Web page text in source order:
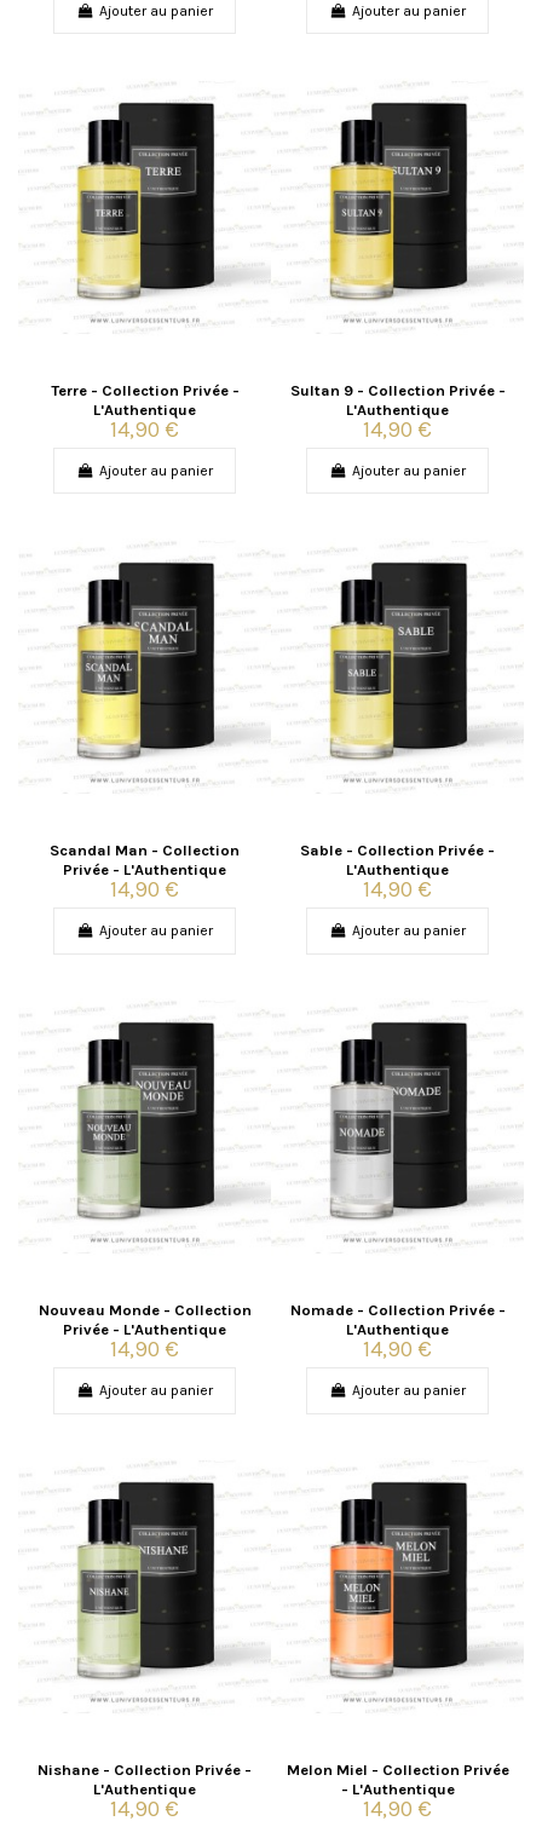
Ajouter au panier Ajouter au panier
Terre - Collection Privée -
L'Authentique
14,90 €
Ajouter au panier
Sultan 9 - Collection Privée -
L'Authentique
14,90 €
Ajouter au panier
Scandal Man - Collection
Privée - L'Authentique
14,90 €
Ajouter au panier
Sable - Collection Privée -
L'Authentique
14,90 €
Ajouter au panier
Nouveau Monde - Collection
Privée - L'Authentique
14,90 €
Ajouter au panier
Nomade - Collection Privée -
L'Authentique
14,90 €
Ajouter au panier
Nishane - Collection Privée -
L'Authentique
14,90 €
Melon Miel - Collection Privée
- L'Authentique
14,90 €